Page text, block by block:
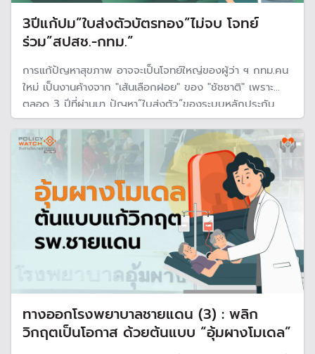
3ปีแก้ปม”ใบส่งตัวบัตรทอง”ไม่จบ โจทย์
ร่วม”สปสช.-กทม.”
การแก้ปัญหาสุขภาพ อาจจะเป็นโจทย์ใหญ่ของผู้ว่า ฯ กทม.คน
ใหม่ เป็นงานค้างจาก "เส้นเลือกฝอย" ของ "ชัชชาติ" เพราะ
ตลอด 3 ปีที่ผ่านมา ปัญหา”ใบส่งตัว”ของระบบหลักประกัน
สุขภาพ หรือ บัตรทองในพื้นที่ กทม.มีปัญหามากที่สุด จนอาจ
ต้องเป็นโจทย์ร่วม กทม.และสปสช.ในการร่วมแก้ปัญหา
ทางออกโรงพยาบาลชายแดน (3) : พลิก
วิกฤตเป็นโอกาส ด้วยต้นแบบ “อุ้มผางโมเดล”